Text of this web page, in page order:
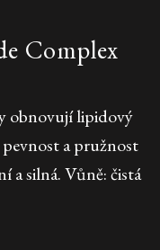
Complex
obnovují lipidový
a pružnost
a silná. Vůně: čistá